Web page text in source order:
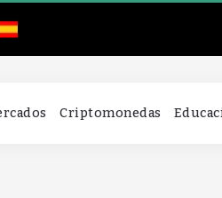
Criptomonedas